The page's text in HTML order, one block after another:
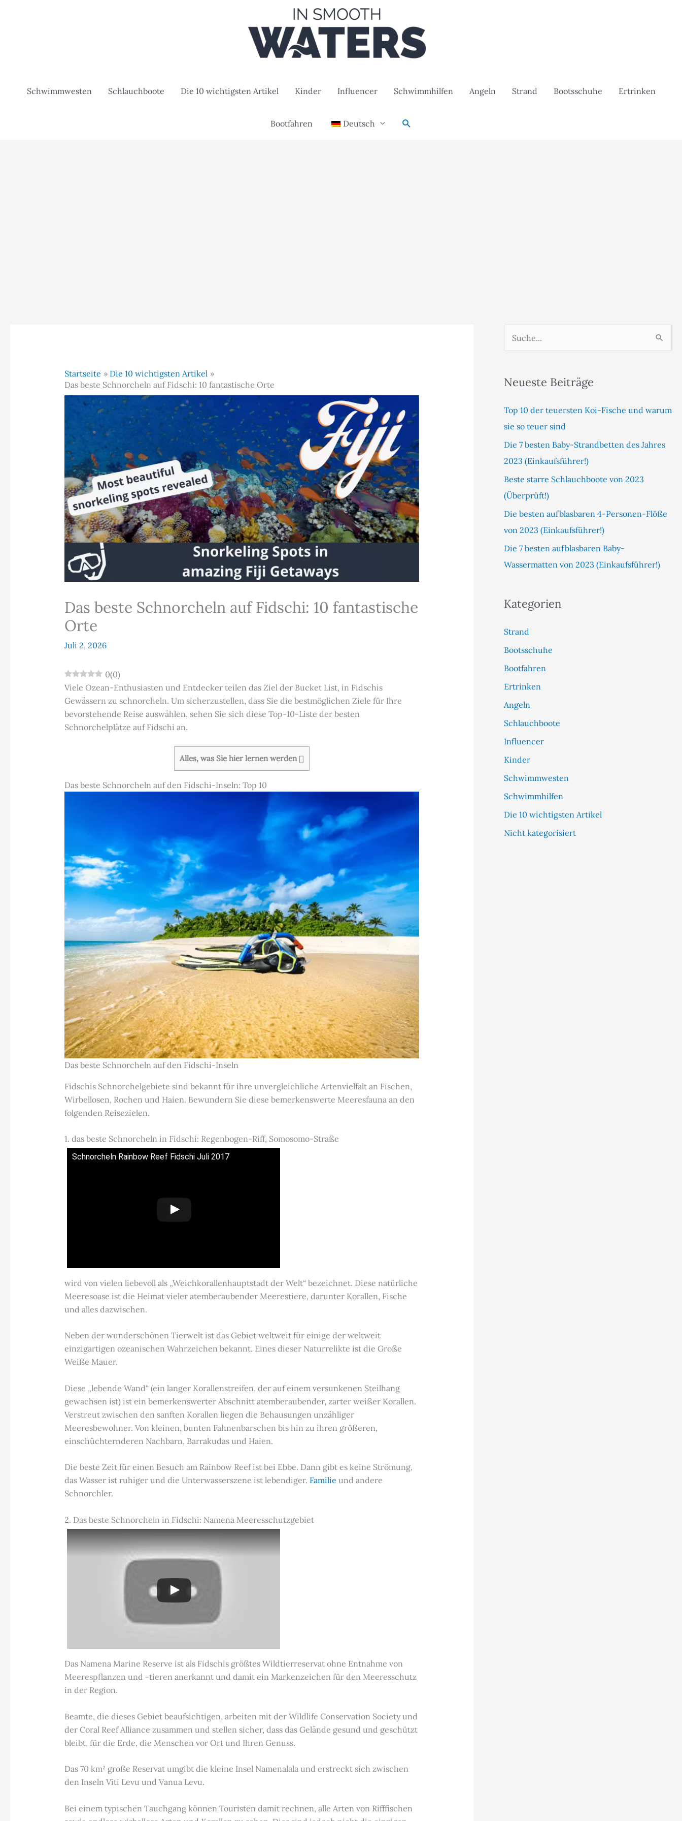
Schwimmwesten Schlauchboote Die 10 wichtigsten Artikel Kinder Influencer Schwimmhilfen Angeln Strand Bootsschuhe Ertrinken
Bootfahren Deutsch Suche
Startseite
Die 10 wichtigsten Artikel
Das beste Schnorcheln auf Fidschi: 10 fantastische Orte
Das beste Schnorcheln auf Fidschi: 10 fantastische
Orte
Juli 2, 2026
0(0)
Viele Ozean-Enthusiasten und Entdecker teilen das Ziel der Bucket List, in Fidschis
Gewässern zu schnorcheln. Um sicherzustellen, dass Sie die bestmöglichen Ziele für Ihre
bevorstehende Reise auswählen, sehen Sie sich diese Top-10-Liste der besten
Schnorchelplätze auf Fidschi an.
Alles, was Sie hier lernen werden []
Das beste Schnorcheln auf den Fidschi-Inseln: Top 10
Das beste Schnorcheln auf den Fidschi-Inseln
Fidschis Schnorchelgebiete sind bekannt für ihre unvergleichliche Artenvielfalt an Fischen,
Wirbellosen, Rochen und Haien. Bewundern Sie diese bemerkenswerte Meeresfauna an den
folgenden Reisezielen.
1. das beste Schnorcheln in Fidschi: Regenbogen-Riff, Somosomo-Straße
Schnorcheln Rainbow Reef Fidschi Juli 2017
wird von vielen liebevoll als „Weichkorallenhauptstadt der Welt“ bezeichnet. Diese natürliche
Meeresoase ist die Heimat vieler atemberaubender Meerestiere, darunter Korallen, Fische
und alles dazwischen.
Neben der wunderschönen Tierwelt ist das Gebiet weltweit für einige der weltweit
einzigartigen ozeanischen Wahrzeichen bekannt. Eines dieser Naturrelikte ist die Große
Weiße Mauer.
Diese „lebende Wand“ (ein langer Korallenstreifen, der auf einem versunkenen Steilhang
gewachsen ist) ist ein bemerkenswerter Abschnitt atemberaubender, zarter weißer Korallen.
Verstreut zwischen den sanften Korallen liegen die Behausungen unzähliger
Meeresbewohner. Von kleinen, bunten Fahnenbarschen bis hin zu ihren größeren,
einschüchternderen Nachbarn, Barrakudas und Haien.
Die beste Zeit für einen Besuch am Rainbow Reef ist bei Ebbe. Dann gibt es keine Strömung,
das Wasser ist ruhiger und die Unterwasserszene ist lebendiger. Familie und andere
Schnorchler.
2. Das beste Schnorcheln in Fidschi: Namena Meeresschutzgebiet
Das Namena Marine Reserve ist als Fidschis größtes Wildtierreservat ohne Entnahme von
Meerespflanzen und -tieren anerkannt und damit ein Markenzeichen für den Meeresschutz
in der Region.
Beamte, die dieses Gebiet beaufsichtigen, arbeiten mit der Wildlife Conservation Society und
der Coral Reef Alliance zusammen und stellen sicher, dass das Gelände gesund und geschützt
bleibt, für die Erde, die Menschen vor Ort und Ihren Genuss.
Das 70 km² große Reservat umgibt die kleine Insel Namenalala und erstreckt sich zwischen
den Inseln Viti Levu und Vanua Levu.
Bei einem typischen Tauchgang können Touristen damit rechnen, alle Arten von Rifffischen
u
h
n
n
a
c
h
:
Neueste Beiträge
Top 10 der teuersten Koi-Fische und warum
sie so teuer sind
Die 7 besten Baby-Strandbetten des Jahres
2023 (Einkaufsführer!)
Beste starre Schlauchboote von 2023
(Überprüft!)
Die besten aufblasbaren 4-Personen-Flöße
von 2023 (Einkaufsführer!)
Die 7 besten aufblasbaren Baby-
Wassermatten von 2023 (Einkaufsführer!)
Kategorien
Strand
Bootsschuhe
Bootfahren
Ertrinken
Angeln
Schlauchboote
Influencer
Kinder
Schwimmwesten
Schwimmhilfen
Die 10 wichtigsten Artikel
Nicht kategorisiert